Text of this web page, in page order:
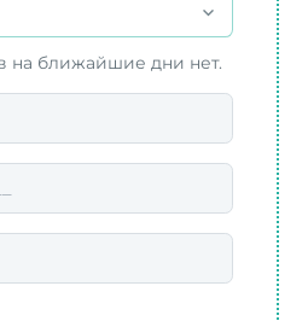
на ближайшие дни нет.